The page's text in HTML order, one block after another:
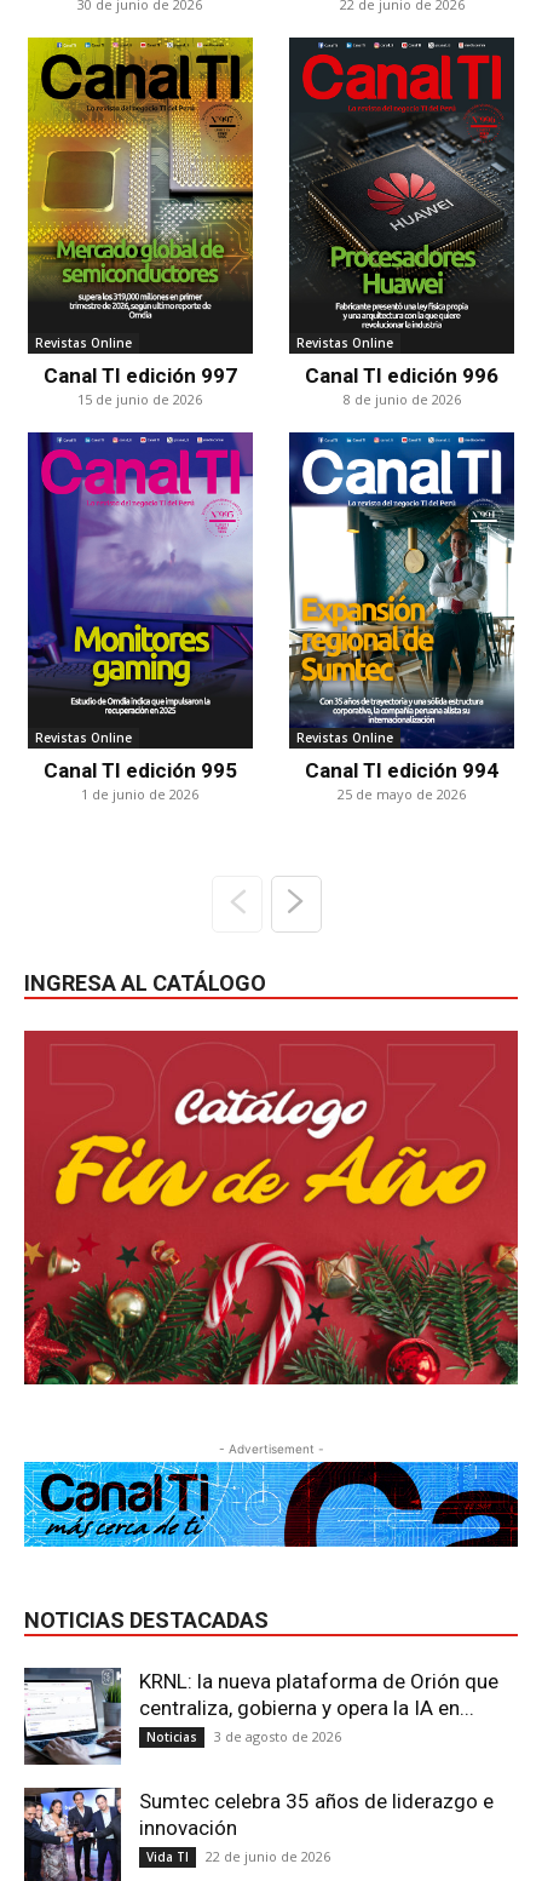
30 de junio de 2026 22 de junio de 2026
Revistas Online
Canal TI edición 997
15 de junio de 2026
Revistas Online
Canal TI edición 996
8 de junio de 2026
Revistas Online
Canal TI edición 995
1 de junio de 2026
Revistas Online
Canal TI edición 994
25 de mayo de 2026
INGRESA AL CATÁLOGO
- Advertisement -
NOTICIAS DESTACADAS
KRNL: la nueva plataforma de Orión que
centraliza, gobierna y opera la IA en...
Noticias 3 de agosto de 2026
Sumtec celebra 35 años de liderazgo e
innovación
Vida TI 22 de junio de 2026